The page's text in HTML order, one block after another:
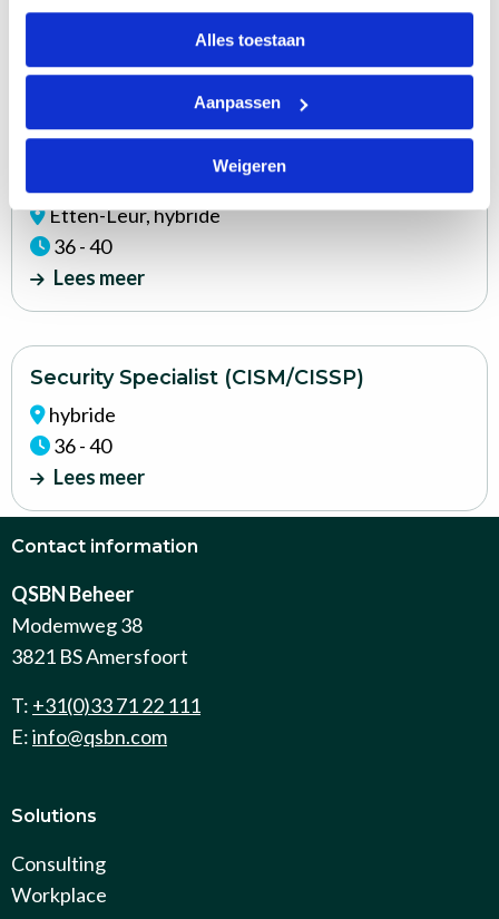
Alles toestaan
Aanpassen
Weigeren
36 - 40
Problem Management
Etten-Leur, hybride
36 - 40
Lees meer
Lees
Security Specialist (CISM/CISSP)
hybride
36 - 40
Lees meer
Lees
meer
Contact information
QSBN Beheer
Modemweg 38
3821 BS Amersfoort
T: +31(0)33 71 22 111
E:info@qsbn.com
Solutions
Consulting
Workplace